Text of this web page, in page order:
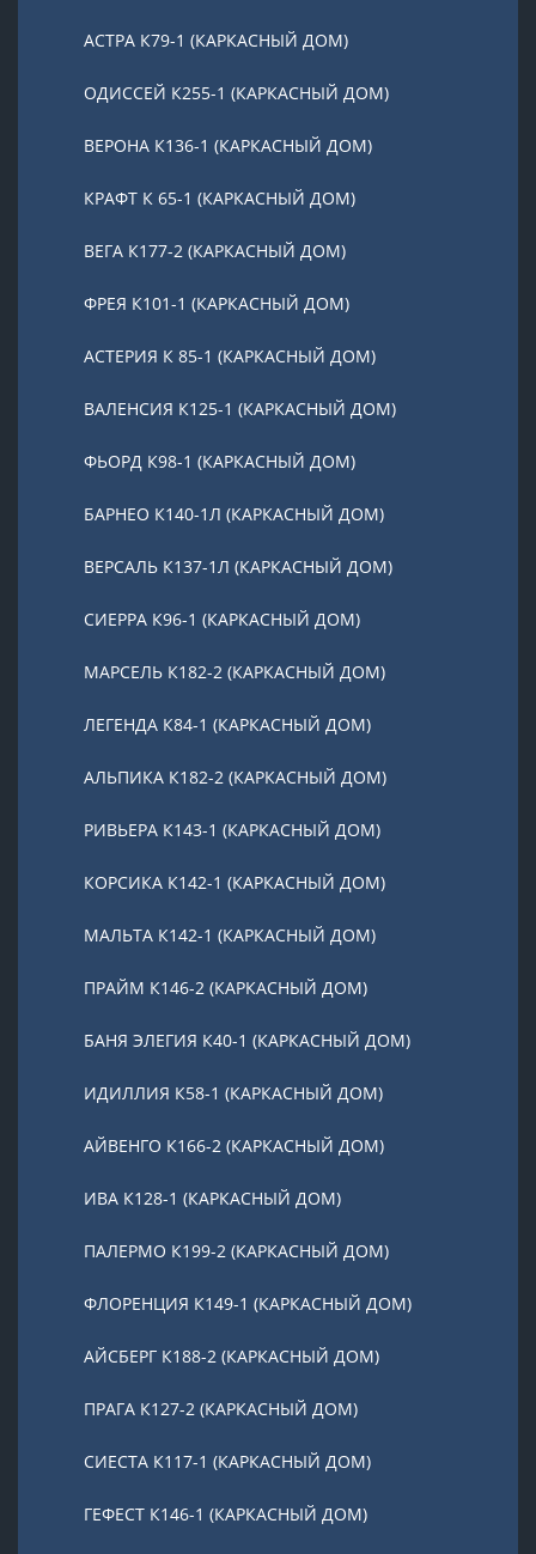
АСТРА К79-1 (КАРКАСНЫЙ ДОМ)
ОДИССЕЙ К255-1 (КАРКАСНЫЙ ДОМ)
ВЕРОНА К136-1 (КАРКАСНЫЙ ДОМ)
КРАФТ К 65-1 (КАРКАСНЫЙ ДОМ)
ВЕГА К177-2 (КАРКАСНЫЙ ДОМ)
ФРЕЯ К101-1 (КАРКАСНЫЙ ДОМ)
АСТЕРИЯ К 85-1 (КАРКАСНЫЙ ДОМ)
ВАЛЕНСИЯ К125-1 (КАРКАСНЫЙ ДОМ)
ФЬОРД К98-1 (КАРКАСНЫЙ ДОМ)
БАРНЕО К140-1Л (КАРКАСНЫЙ ДОМ)
ВЕРСАЛЬ К137-1Л (КАРКАСНЫЙ ДОМ)
СИЕРРА К96-1 (КАРКАСНЫЙ ДОМ)
МАРСЕЛЬ К182-2 (КАРКАСНЫЙ ДОМ)
ЛЕГЕНДА К84-1 (КАРКАСНЫЙ ДОМ)
АЛЬПИКА К182-2 (КАРКАСНЫЙ ДОМ)
РИВЬЕРА К143-1 (КАРКАСНЫЙ ДОМ)
КОРСИКА К142-1 (КАРКАСНЫЙ ДОМ)
МАЛЬТА К142-1 (КАРКАСНЫЙ ДОМ)
ПРАЙМ К146-2 (КАРКАСНЫЙ ДОМ)
БАНЯ ЭЛЕГИЯ К40-1 (КАРКАСНЫЙ ДОМ)
ИДИЛЛИЯ К58-1 (КАРКАСНЫЙ ДОМ)
АЙВЕНГО К166-2 (КАРКАСНЫЙ ДОМ)
ИВА К128-1 (КАРКАСНЫЙ ДОМ)
ПАЛЕРМО К199-2 (КАРКАСНЫЙ ДОМ)
ФЛОРЕНЦИЯ К149-1 (КАРКАСНЫЙ ДОМ)
АЙСБЕРГ К188-2 (КАРКАСНЫЙ ДОМ)
ПРАГА К127-2 (КАРКАСНЫЙ ДОМ)
СИЕСТА К117-1 (КАРКАСНЫЙ ДОМ)
ГЕФЕСТ К146-1 (КАРКАСНЫЙ ДОМ)